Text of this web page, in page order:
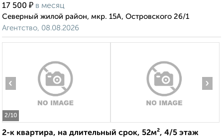
17 500 ₽ в месяц
Северный жилой район, мкр. 15А, Островского 26/1
Агентство, 08.08.2026
2/10
‹ ›
2-к квартира, на длительный срок, 52м², 4/5 этаж